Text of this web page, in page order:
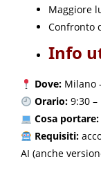
Maggiore
Confronto
Info
Dove:Milano
Orario:9:30 –
Cosa portare:
Requisiti:
AI (anche